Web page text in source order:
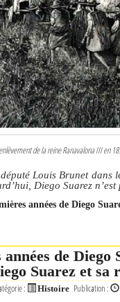
de la reine Ranavalona III en
Louis Brunet
Diego Suarez
années de Diego
de
Suarez et sa
: Histoire Publication :